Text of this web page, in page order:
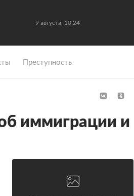
9 августа, 10:24
Преступность
иммиграции и